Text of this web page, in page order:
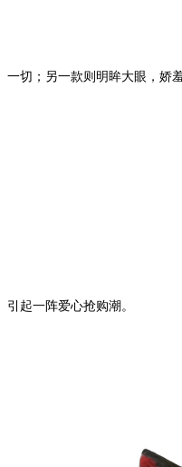
一切；另一款则明眸大眼，娇
引起一阵爱心抢购潮。